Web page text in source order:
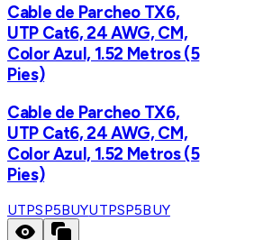
Cable de Parcheo TX6,
UTP Cat6, 24 AWG, CM,
Color Azul, 1.52 Metros (5
Pies)
Cable de Parcheo TX6,
UTP Cat6, 24 AWG, CM,
Color Azul, 1.52 Metros (5
Pies)
UTPSP5BUYUTPSP5BUY